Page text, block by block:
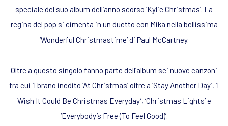
speciale del suo album dell’anno scorso ‘Kylie Christmas’. La
regina del pop si cimenta in un duetto con Mika nella bellissima
‘Wonderful Christmastime’ di Paul McCartney.
Oltre a questo singolo fanno parte dell’album sei nuove canzoni
tra cui il brano inedito ‘At Christmas’ oltre a ‘Stay Another Day’, ‘I
Wish It Could Be Christmas Everyday’, ‘Christmas Lights’ e
‘Everybody’s Free (To Feel Good)’.